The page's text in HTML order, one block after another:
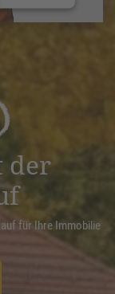
der
für Ihre Immobilie